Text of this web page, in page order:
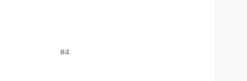
#4